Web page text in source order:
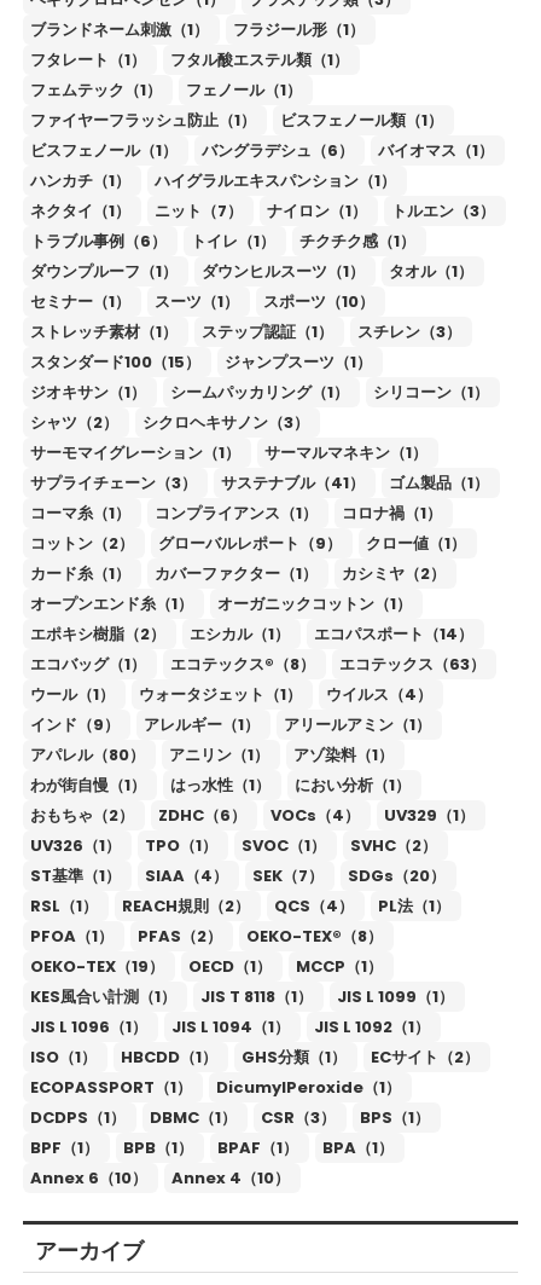
ブランドネーム刺激（1）
フラジール形（1）
フタレート（1）
フタル酸エステル類（1）
フェムテック（1）
フェノール（1）
ファイヤーフラッシュ防止（1）
ビスフェノール類（1）
ビスフェノール（1）
バングラデシュ（6）
バイオマス（1）
ハンカチ（1）
ハイグラルエキスパンション（1）
ネクタイ（1）
ニット（7） ナイロン（1）
トルエン（3）
トラブル事例（6）
トイレ（1）
チクチク感（1）
ダウンプルーフ（1）
ダウンヒルスーツ（1）
タオル（1）
セミナー（1）
スーツ（1）
スポーツ（10）
ストレッチ素材（1）
ステップ認証（1）
スチレン（3）
スタンダード100（15）
ジャンプスーツ（1）
ジオキサン（1）
シームパッカリング（1）
シリコーン（1）
シャツ（2）
シクロヘキサノン（3）
サーモマイグレーション（1）
サーマルマネキン（1）
サプライチェーン（3）
サステナブル（41）
ゴム製品（1）
コーマ糸（1）
コンプライアンス（1）
コロナ禍（1）
コットン（2）
グローバルレポート（9）
クロー値（1）
カード糸（1）
カバーファクター（1）
カシミヤ（2）
オープンエンド糸（1）
オーガニックコットン（1）
エポキシ樹脂（2）
エシカル（1）
エコパスポート（14）
エコバッグ（1）
エコテックス®（8）
エコテックス（63）
ウール（1）
ウォータジェット（1）
ウイルス（4）
インド（9）
アレルギー（1）
アリールアミン（1）
アパレル（80）
アニリン（1）
アゾ染料（1）
わが街自慢（1）
はっ水性（1）
におい分析（1）
おもちゃ（2）
ZDHC（6） VOCs（4）
UV329（1）
UV326（1）
TPO（1） SVOC（1）
SVHC（2）
ST基準（1）
SIAA（4） SEK（7）
SDGs（20）
RSL（1）
REACH規則（2） QCS（4）
PL法（1）
PFOA（1）
PFAS（2）
OEKO-TEX®（8）
OEKO-TEX（19）
OECD（1）
MCCP（1）
KES風合い計測（1）
JIS T 8118（1）
JIS L 1099（1）
JIS L 1096（1）
JIS L 1094（1）
JIS L 1092（1）
ISO（1）
HBCDD（1） GHS分類（1）
ECサイト（2）
ECOPASSPORT（1）
DicumylPeroxide（1）
DCDPS（1）
DBMC（1） CSR（3）
BPS（1）
BPF（1）
BPB（1） BPAF（1）
BPA（1）
Annex 6（10）
Annex 4（10）
アーカイブ